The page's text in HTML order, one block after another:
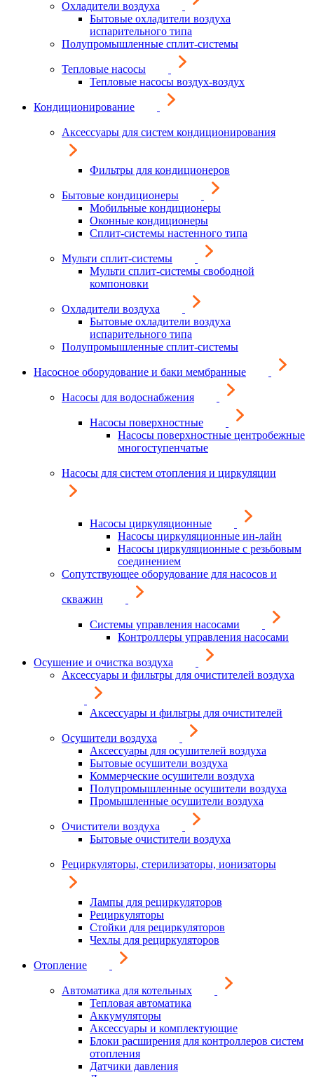
Охладители воздуха
Бытовые охладители воздуха
испарительного типа
Полупромышленные сплит-системы
Тепловые насосы
Тепловые насосы воздух-воздух
Кондиционирование
Аксессуары для систем кондиционирования
Фильтры для кондиционеров
Бытовые кондиционеры
Мобильные кондиционеры
Оконные кондиционеры
Сплит-системы настенного типа
Мульти сплит-системы
Мульти сплит-системы свободной
компоновки
Охладители воздуха
Бытовые охладители воздуха
испарительного типа
Полупромышленные сплит-системы
Насосное оборудование и баки мембранные
Насосы для водоснабжения
Насосы поверхностные
Насосы поверхностные центробежные
многоступенчатые
Насосы для систем отопления и циркуляции
Насосы циркуляционные
Насосы циркуляционные ин-лайн
Насосы циркуляционные с резьбовым
соединением
Сопутствующее оборудование для насосов и
скважин
Системы управления насосами
Контроллеры управления насосами
Осушение и очистка воздуха
Аксессуары и фильтры для очистителей воздуха
Аксессуары и фильтры для очистителей
Осушители воздуха
Аксессуары для осушителей воздуха
Бытовые осушители воздуха
Коммерческие осушители воздуха
Полупромышленные осушители воздуха
Промышленные осушители воздуха
Очистители воздуха
Бытовые очистители воздуха
Рециркуляторы, стерилизаторы, ионизаторы
Лампы для рециркуляторов
Рециркуляторы
Стойки для рециркуляторов
Чехлы для рециркуляторов
Отопление
Автоматика для котельных
Тепловая автоматика
Аккумуляторы
Аксессуары и комплектующие
Блоки расширения для контроллеров систем
отопления
Датчики давления